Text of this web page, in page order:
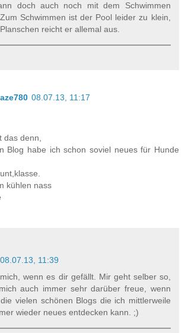
doch auch noch mit dem Schwimmen
Schwimmen ist der Pool leider zu klein,
reicht er allemal aus.
08.07.13, 11:17
das denn,
Blog habe ich schon soviel neues für Hunde
kühlen nass
08.07.13, 11:39
wenn es dir gefällt. Mir geht selber so,
auch immer sehr darüber freue, wenn
vielen schönen Blogs die ich mittlerweile
wieder neues entdecken kann. ;)